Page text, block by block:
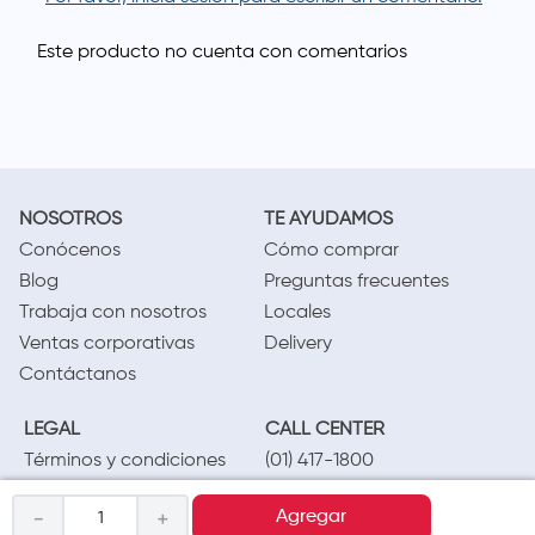
＋
－ Agregar
NOSOTROS
Conócenos
Blog
Trabaja con nosotros
Ventas corporativas
Contáctanos
TE AYUDAMOS
Cómo comprar
Preguntas frecuentes
Locales
Delivery
LEGAL
Términos y condiciones
Políticas de privacidad
Cambios y devoluciones
CALL CENTER
(01) 417-1800